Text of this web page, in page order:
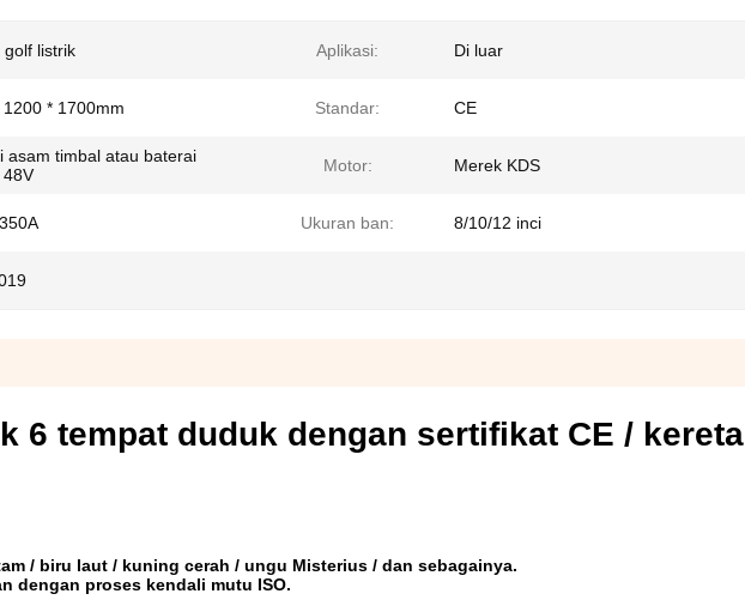
golf listrik Aplikasi: Di luar
* 1700mm Standar: CE
asam timbal atau baterai
48V
Motor: Merek KDS
Ukuran ban: 8/10/12 inci
6 tempat duduk dengan sertifikat CE / kereta
/ biru laut / kuning cerah / ungu Misterius / dan sebagainya.
dengan proses kendali mutu ISO.